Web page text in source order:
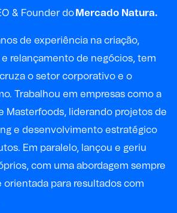
& Founder do Mercado Natura.
de experiência na criação,
relançamento de negócios, tem
o setor corporativo e o
Trabalhou em empresas como a
Masterfoods, liderando projetos de
e desenvolvimento estratégico
Em paralelo, lançou e geriu
com uma abordagem sempre
orientada para resultados com